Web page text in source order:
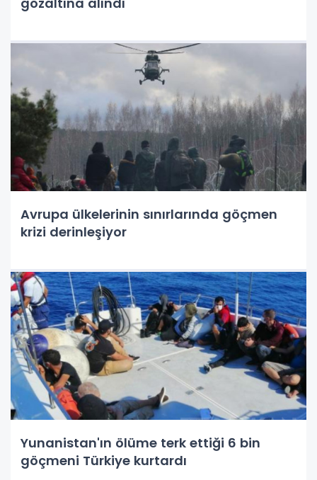
Avrupa ülkelerinin sınırlarında göçmen
krizi derinleşiyor
Yunanistan'ın ölüme terk ettiği 6 bin
göçmeni Türkiye kurtardı